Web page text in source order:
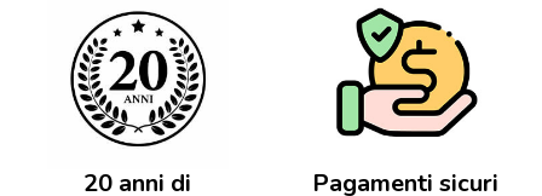
20 anni di
Pagamenti sicuri